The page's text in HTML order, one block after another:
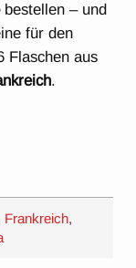
bestellen – und
für den
Flaschen aus
.
Frankreich,